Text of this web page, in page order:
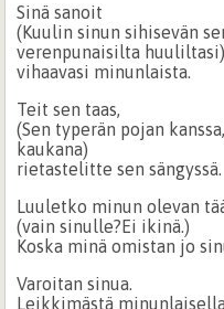
Sinä sanoit
(Kuulin sinun sihisevän
verenpunaisilta huuliltasi)
vihaavasi minunlaista.
Teit sen taas,
(Sen typerän pojan
kaukana)
rietastelitte sen sängyssä.
Luuletko minun olevan
(vain sinulle?Ei ikinä.)
Koska minä omistan jo
Varoitan sinua.
Leikkimästä